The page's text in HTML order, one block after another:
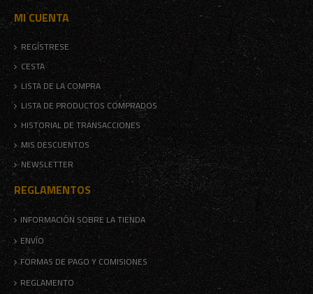
MI CUENTA
REGÍSTRESE
CESTA
LISTA DE LA COMPRA
LISTA DE PRODUCTOS COMPRADOS
HISTORIAL DE TRANSACCIONES
MIS DESCUENTOS
NEWSLETTER
REGLAMENTOS
INFORMACIÓN SOBRE LA TIENDA
ENVÍO
FORMAS DE PAGO Y COMISIONES
REGLAMENTO